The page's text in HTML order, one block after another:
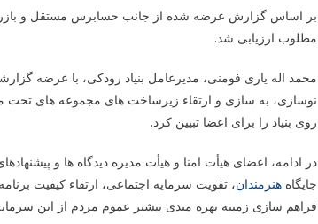
مطلوب ارزیابی شد.
روی بنیاد را برای اعضا تبیین کرد.
در ادامه، اعضای هیأت امنا و هیأت مدیره دیدگاه ها و
جایگاه هنرمندان، تقویت سرمایه اجتماعی، ارتقاء کیفیت
فراهم سازی زمینه بهره مندی بیشتر عموم مردم از این